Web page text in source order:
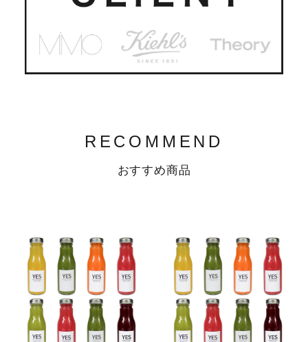
RECOMMEND
おすすめ商品